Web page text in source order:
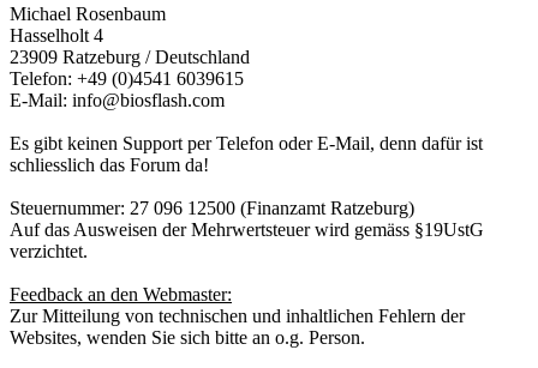
Michael Rosenbaum
Hasselholt 4
23909 Ratzeburg / Deutschland
Telefon: +49 (0)4541 6039615
E-Mail: info@biosflash.com
Es gibt keinen Support per Telefon oder E-Mail, denn dafür ist
schliesslich das Forum da!
Steuernummer: 27 096 12500 (Finanzamt Ratzeburg)
Auf das Ausweisen der Mehrwertsteuer wird gemäss §19UstG
verzichtet.
Feedback an den Webmaster:
Zur Mitteilung von technischen und inhaltlichen Fehlern der
Websites, wenden Sie sich bitte an o.g. Person.